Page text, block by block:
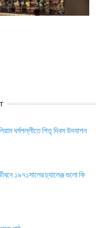
ধর্মপল্লীতে পিতৃ দিবস উদযাপন
১৯৭১সালের চ্যালেঞ্জ গুলো কি